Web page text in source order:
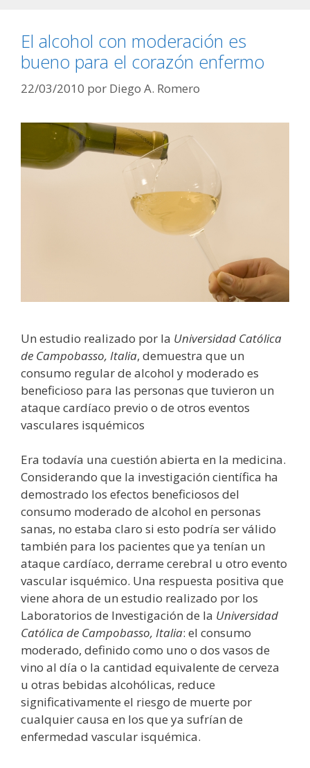
El alcohol con moderación es
bueno para el corazón enfermo
22/03/2010 por Diego A. Romero
Un estudio realizado por la Universidad Católica
de Campobasso, Italia, demuestra que un
consumo regular de alcohol y moderado es
beneficioso para las personas que tuvieron un
ataque cardíaco previo o de otros eventos
vasculares isquémicos
Era todavía una cuestión abierta en la medicina.
Considerando que la investigación científica ha
demostrado los efectos beneficiosos del
consumo moderado de alcohol en personas
sanas, no estaba claro si esto podría ser válido
también para los pacientes que ya tenían un
ataque cardíaco, derrame cerebral u otro evento
vascular isquémico. Una respuesta positiva que
viene ahora de un estudio realizado por los
Laboratorios de Investigación de la Universidad
Católica de Campobasso, Italia: el consumo
moderado, definido como uno o dos vasos de
vino al día o la cantidad equivalente de cerveza
u otras bebidas alcohólicas, reduce
significativamente el riesgo de muerte por
cualquier causa en los que ya sufrían de
enfermedad vascular isquémica.